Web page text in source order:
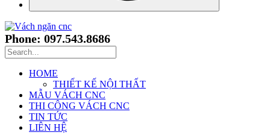
Phone: 097.543.8686
HOME
THIẾT KẾ NỘI THẤT
MẪU VÁCH CNC
THI CÔNG VÁCH CNC
TIN TỨC
LIÊN HỆ